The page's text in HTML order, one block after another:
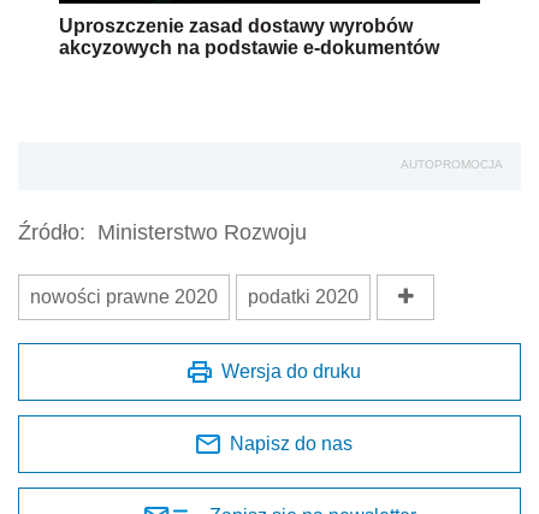
Uproszczenie zasad dostawy wyrobów
akcyzowych na podstawie e-dokumentów
AUTOPROMOCJA
Źródło: Ministerstwo Rozwoju
nowości prawne 2020 podatki 2020
Wersja do druku
Napisz do nas